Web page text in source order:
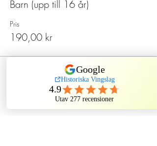
Barn (upp till 16 år)
Pris
190,00 kr
Försäljning avslutad